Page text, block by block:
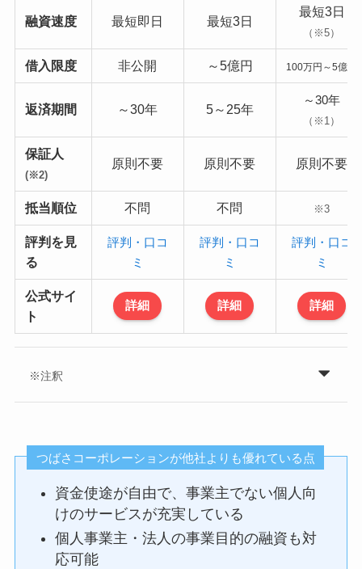
融資速度 最短即日 最短3日
最短3日
（※5）
借入限度 非公開 ～5億円 100万円～5億円
返済期間 ～30年 5～25年
～30年
（※1）
保証人
(※2)
原則不要 原則不要 原則不要
抵当順位 不問 不問 ※3
評判を見
る
評判・口コ
ミ
評判・口コ
ミ
評判・口コ
ミ
公式サイ
ト
詳細 詳細 詳細
※注釈
つばさコーポレーションが他社よりも優れている点
資金使途が自由で、事業主でない個人向
けのサービスが充実している
個人事業主・法人の事業目的の融資も対
応可能